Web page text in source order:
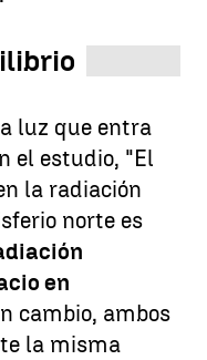
luz que entra
el estudio, "El
la radiación
norte es
en
cambio, ambos
la misma